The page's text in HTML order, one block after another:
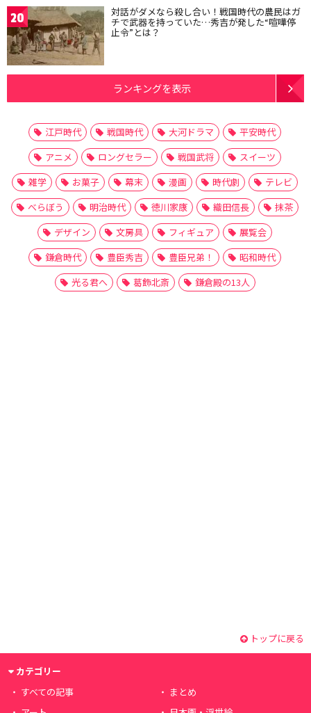
20 対話がダメなら殺し合い！戦国時代の農民はガ
チで武器を持っていた…秀吉が発した“喧嘩停
止令”とは？
ランキングを表示
江戸時代 戦国時代 大河ドラマ
平安時代
アニメ
ロングセラー 戦国武将
スイーツ
雑学
お菓子 幕末 漫画 時代劇
テレビ
べらぼう
明治時代 徳川家康 織田信長
抹茶
デザイン
文房具 フィギュア
展覧会
鎌倉時代
豊臣秀吉 豊臣兄弟！
昭和時代
光る君へ
葛飾北斎 鎌倉殿の13人
トップに戻る
カテゴリー
すべての記事
まとめ